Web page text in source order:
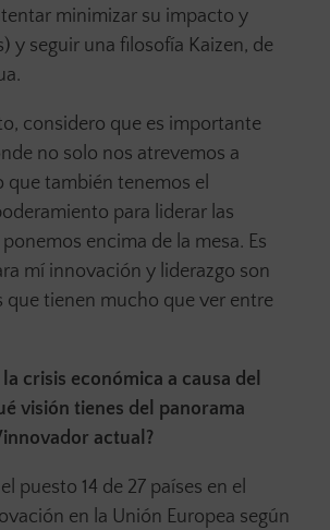
minimizar su impacto y
y seguir una filosofía Kaizen, de
considero que es importante
no solo nos atrevemos a
que también tenemos el
para liderar las
encima de la mesa. Es
mí innovación y liderazgo son
que tienen mucho que ver entre
crisis económica a causa del
visión tienes del panorama
actual?
puesto 14 de 27 países en el
en la Unión Europea según